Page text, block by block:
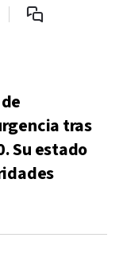
tras
Su estado